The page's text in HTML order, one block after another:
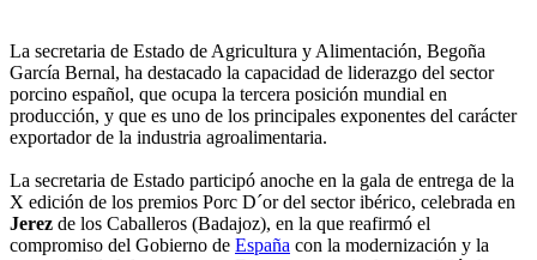
La secretaria de Estado de Agricultura y Alimentación, Begoña
García Bernal, ha destacado la capacidad de liderazgo del sector
porcino español, que ocupa la tercera posición mundial en
producción, y que es uno de los principales exponentes del carácter
exportador de la industria agroalimentaria.
La secretaria de Estado participó anoche en la gala de entrega de la
X edición de los premios Porc D´or del sector ibérico, celebrada en
Jerez de los Caballeros (Badajoz), en la que reafirmó el
compromiso del Gobierno de España con la modernización y la